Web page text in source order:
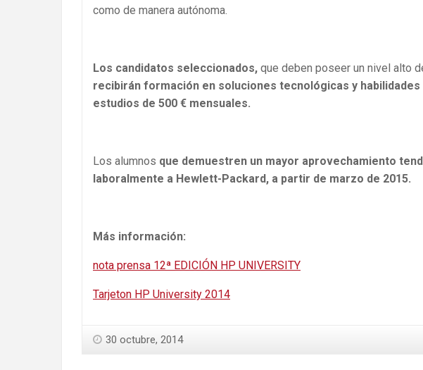
como de manera autónoma.
Los candidatos seleccionados, que deben poseer un nivel alto
recibirán formación en soluciones tecnológicas y habilidades
estudios de 500 € mensuales.
Los alumnos que demuestren un mayor aprovechamiento
laboralmente a Hewlett-Packard, a partir de marzo de 2015.
Más información:
nota prensa 12ª EDICIÓN HP UNIVERSITY
Tarjeton HP University 2014
30 octubre, 2014